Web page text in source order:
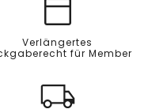
Verlängertes
für Member